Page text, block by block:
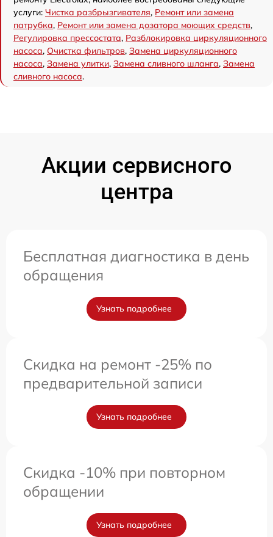
услуги: Чистка разбрызгивателя, Ремонт или замена
патрубка, Ремонт или замена дозатора моющих средств,
Регулировка прессостата, Разблокировка циркуляционного
насоса, Очистка фильтров, Замена циркуляционного
насоса, Замена улитки, Замена сливного шланга, Замена
сливного насоса.
Акции сервисного
центра
Бесплатная диагностика в день
обращения
Узнать подробнее
Скидка на ремонт -25% по
предварительной записи
Узнать подробнее
Скидка -10% при повторном
обращении
Узнать подробнее